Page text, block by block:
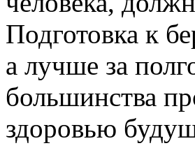
Подготовка к
а лучше за
большинства
здоровью